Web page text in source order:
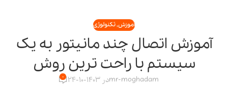
آموزش,تکنولوژی
آموزش اتصال چند مانیتور به یک
سیستم با راحت ترین روش
mr-moghadamدر 1403-10-24 0